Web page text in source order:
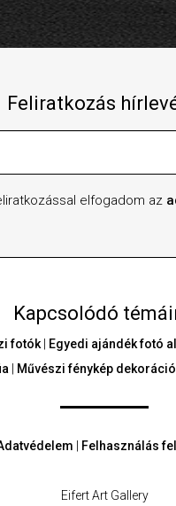
Feliratkozás
elfogadom az
Kapcsolódó
fotók | Egyedi ajándék fotó
| Művészi fénykép dekoráció
| Felhasználás
Eifert Art Gallery